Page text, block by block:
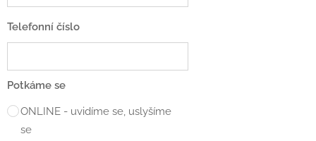
Telefonní číslo
Potkáme se
ONLINE - uvidíme se, uslyšíme
se